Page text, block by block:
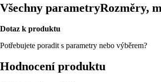
Všechny parametryRozměry,
Dotaz k produktu
Potřebujete poradit s parametry nebo výběrem?
Hodnocení produktu